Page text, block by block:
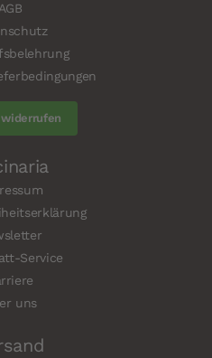
Service
uns